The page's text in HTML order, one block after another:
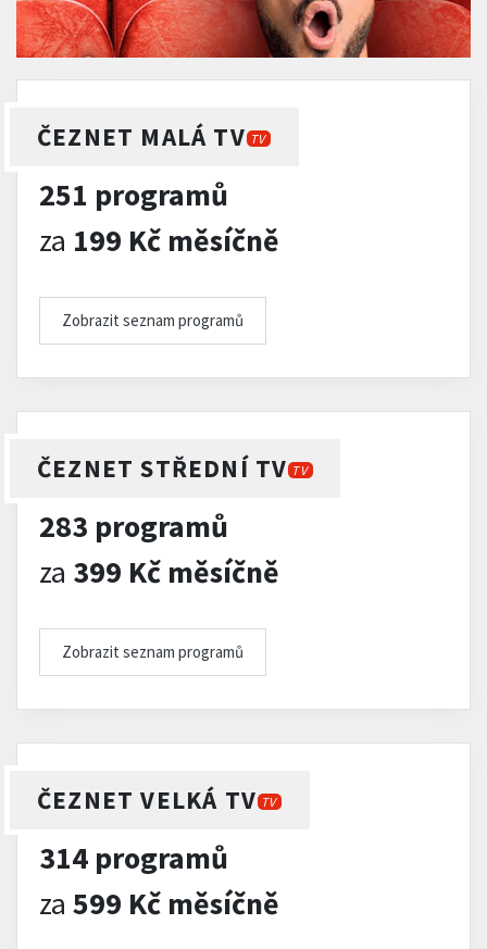
ČEZNET MALÁ TV TV
251 programů
za 199 Kč měsíčně
Zobrazit seznam programů
ČEZNET STŘEDNÍ TV TV
283 programů
za 399 Kč měsíčně
Zobrazit seznam programů
ČEZNET VELKÁ TV TV
314 programů
za 599 Kč měsíčně